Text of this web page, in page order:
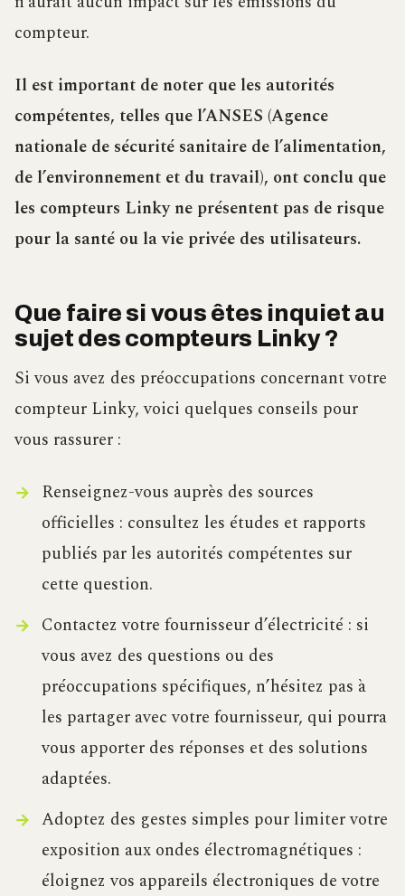
compteur.
Il est important de noter que les autorités
compétentes, telles que l’ANSES (Agence
nationale de sécurité sanitaire de l’alimentation,
de l’environnement et du travail), ont conclu que
les compteurs Linky ne présentent pas de risque
pour la santé ou la vie privée des utilisateurs.
Que faire si vous êtes inquiet au
sujet des compteurs Linky ?
Si vous avez des préoccupations concernant votre
compteur Linky, voici quelques conseils pour
vous rassurer :
Renseignez-vous auprès des sources
officielles : consultez les études et rapports
publiés par les autorités compétentes sur
cette question.
Contactez votre fournisseur d’électricité : si
vous avez des questions ou des
préoccupations spécifiques, n’hésitez pas à
les partager avec votre fournisseur, qui pourra
vous apporter des réponses et des solutions
adaptées.
Adoptez des gestes simples pour limiter votre
exposition aux ondes électromagnétiques :
éloignez vos appareils électroniques de votre